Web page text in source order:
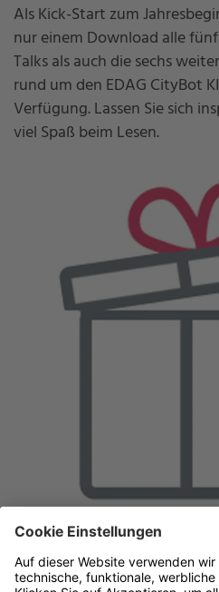
Als Kick-Start zum
nur einem Download alle
Talks als auch die sechs
rund um den EDAG CityBot
Verfügung. Lassen Sie sich
viel Spaß beim Lesen.